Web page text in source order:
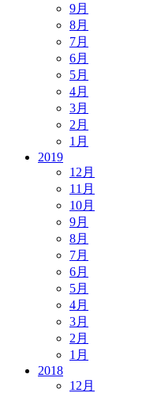
9月
8月
7月
6月
5月
4月
3月
2月
1月
2019
12月
11月
10月
9月
8月
7月
6月
5月
4月
3月
2月
1月
2018
12月